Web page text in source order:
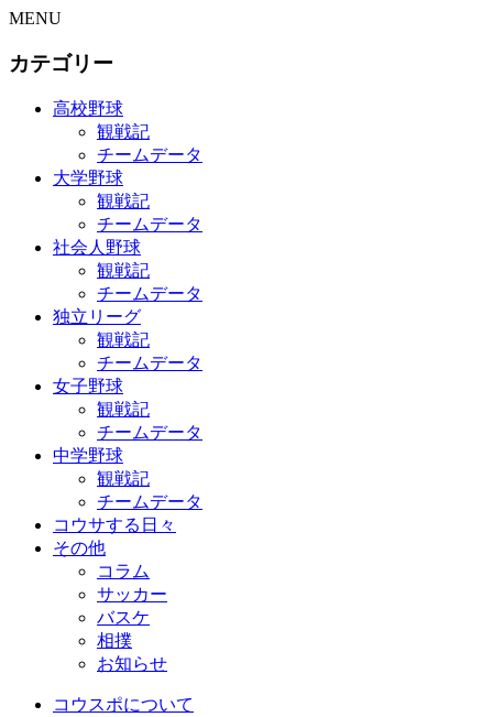
MENU
カテゴリー
高校野球
観戦記
チームデータ
大学野球
観戦記
チームデータ
社会人野球
観戦記
チームデータ
独立リーグ
観戦記
チームデータ
女子野球
観戦記
チームデータ
中学野球
観戦記
チームデータ
コウサする日々
その他
コラム
サッカー
バスケ
相撲
お知らせ
コウスポについて